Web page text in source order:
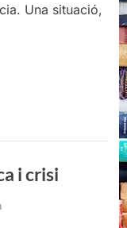
Una situació,
i crisi